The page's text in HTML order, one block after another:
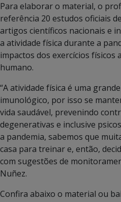
Para elaborar o material, o
referência 20 estudos oficiais
artigos científicos nacionais e
a atividade física durante a
impactos dos exercícios físicos
humano.
“A atividade física é uma
imunológico, por isso se
vida saudável, prevenindo
degenerativas e inclusive
a pandemia, sabemos que
casa para treinar e, então,
com sugestões de
Nuñez.
Confira abaixo o material ou